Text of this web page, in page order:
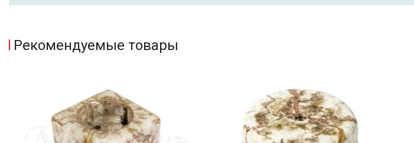
Рекомендуемые товары